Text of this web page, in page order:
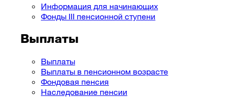
Информация для начинающих
Фонды III пенсионной ступени
Выплаты
Выплаты
Выплаты в пенсионном возрасте
Фондовая пенсия
Наследование пенсии